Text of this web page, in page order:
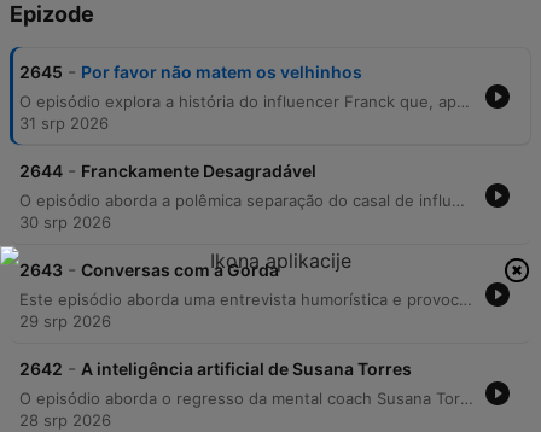
Epizode
2645 - Por favor não matem os velhinhos
O episódio explora a história do influencer Franck que, após o término do seu relacionamento com Rafaela, decidiu levar o avô de 88 anos, António, para uma série de viagens internacionais. O conteúdo detalha as experiências do idoso em Nova Iorque, no Japão e na Turquia, onde realizou tratamentos dentários. A narrativa alterna entre momentos de humor sobre o desejo de tranquilidade do avô e dicas práticas de viagem, incluindo recomendações de aplicações para viajantes internacionais.
31 srp 2026
2644 - Franckamente Desagradável
O episódio aborda a polêmica separação do casal de influencers Rafael e Franco, discutindo acusações mútuas sobre privacidade, abandono de animais e uso indevido de imagem em redes sociais. Os apresentadores satirizam o estilo de conteúdo de viagens 'low cost' do ex-casal antes de mergulharem nos detalhes do conflito pessoal. O relato inclui ainda o desaparecimento de uma gata da casa de Franco, levantando suspeitas sobre uma entrada não autorizada na residência por meio de uma cópia de chave. O impacto emocional do ocorrido no gato Tommy e a recente adoção de um novo gato, Oli, também são discutidos.
30 srp 2026
2643 - Conversas com a Gorda
Este episódio aborda uma entrevista humorística e provocadora no programa '2 às 10', onde a criadora de conteúdo Ana Rita, do projeto 'Conversas com a Gorda', é confrontada por Cláudio Ramos e Cristina Ferreira sobre temas como peso, saúde e preconceitos. O debate estende-se às repercussões da entrevista de Luciana Abreu, focando nas críticas feitas por Cláudio Ramos e na reação da convidada perante comentários relacionados ao seu corpo.
29 srp 2026
2642 - A inteligência artificial de Susana Torres
O episódio aborda o regresso da mental coach Susana Torres e a sua transição para a área da inteligência artificial, levantando questões sobre a autenticidade das suas novas competências tecnológicas e as controvérsias em torno dos seus elevados preços. Os apresentadores satirizam o uso de ferramentas digitais para substituir profissionais qualificados. A discussão estende-se ao impacto da IA na acessibilidade de recursos visuais e na possível substituição de diversas profissões. O episódio encerra com um relato pessoal sobre como encontros inesperados podem alterar drasticamente o rumo de uma carreira profissional.
28 srp 2026